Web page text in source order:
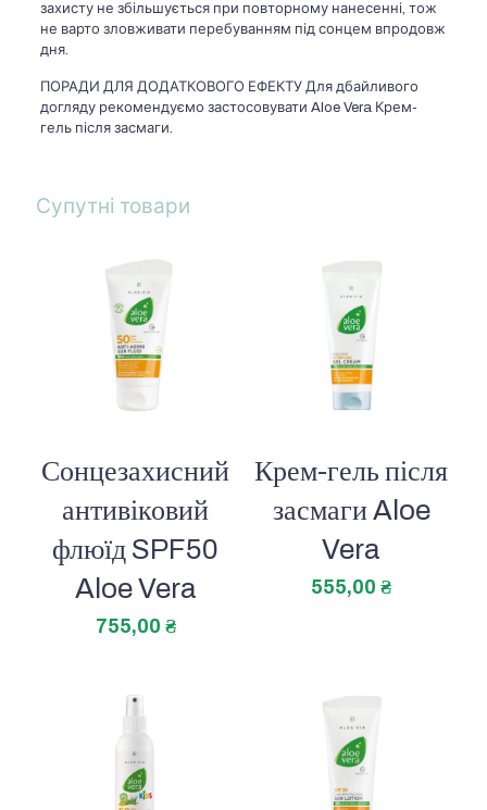
захисту не збільшується при повторному нанесенні, тож
не варто зловживати перебуванням під сонцем впродовж
дня.
ПОРАДИ ДЛЯ ДОДАТКОВОГО ЕФЕКТУ Для дбайливого
догляду рекомендуємо застосовувати Aloe Vera Крем-
гель після засмаги.
Супутні товари
Сонцезахисний
антивіковий
флюїд SPF50
Aloe Vera
755,00 ₴
Крем-гель після
засмаги Aloe
Vera
555,00₴